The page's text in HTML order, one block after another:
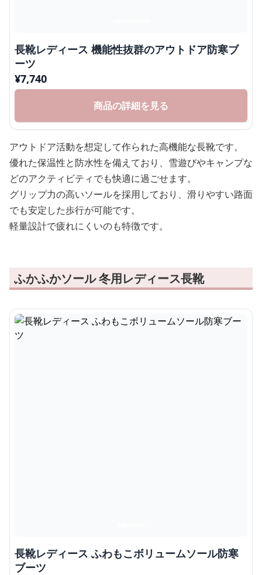
長靴レディース 機能性抜群のアウトドア防寒ブ
ーツ
¥7,740
商品の詳細を見る
アウトドア活動を想定して作られた高機能な長靴です。
優れた保温性と防水性を備えており、雪遊びやキャンプな
どのアクティビティでも快適に過ごせます。
グリップ力の高いソールを採用しており、滑りやすい路面
でも安定した歩行が可能です。
軽量設計で疲れにくいのも特徴です。
ふかふかソール 冬用レディース長靴
長靴レディース ふわもこボリュームソール防寒
ブーツ